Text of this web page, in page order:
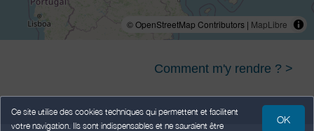
Ce site utilise des cookies techniques qui permettent et facilitent
votre navigation. Ils sont indispensables et ne sauraient être
OK
© OpenStreetMap Contributors | MapLibre
Comment m'y rendre ? >